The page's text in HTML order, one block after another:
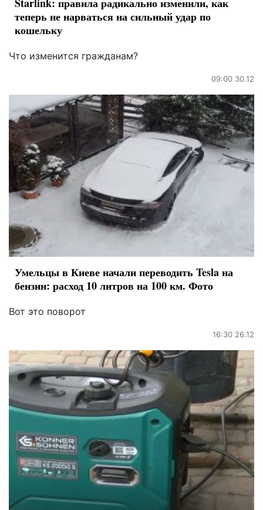
Starlink: правила радикально изменили, как
теперь не нарваться на сильный удар по
кошельку
Что изменится гражданам?
09:00 30.12
Умельцы в Киеве начали переводить Tesla на
бензин: расход 10 литров на 100 км. Фото
Вот это поворот
16:30 26.12